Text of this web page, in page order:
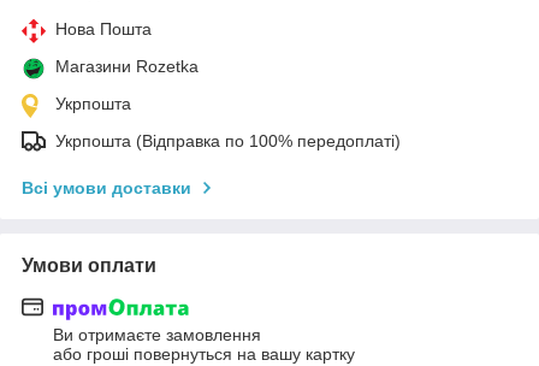
Нова Пошта
Магазини Rozetka
Укрпошта
Укрпошта (Відправка по 100% передоплаті)
Всі умови доставки
Умови оплати
Ви отримаєте замовлення
або гроші повернуться на вашу картку